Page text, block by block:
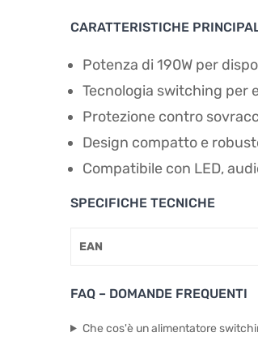
CARATTERISTICHE
Potenza di 190W per
Tecnologia switching per
Protezione contro
Design compatto e
Compatibile con LED,
SPECIFICHE TECNICHE
EAN
FAQ – DOMANDE FREQUENTI
Che cos'è un alimentatore